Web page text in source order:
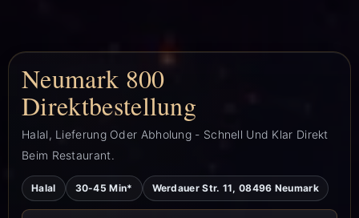
Neumark 800
Direktbestellung
Halal, Lieferung Oder Abholung - Schnell Und Klar Direkt
Beim Restaurant.
Halal 30-45 Min* Werdauer Str. 11, 08496 Neumark